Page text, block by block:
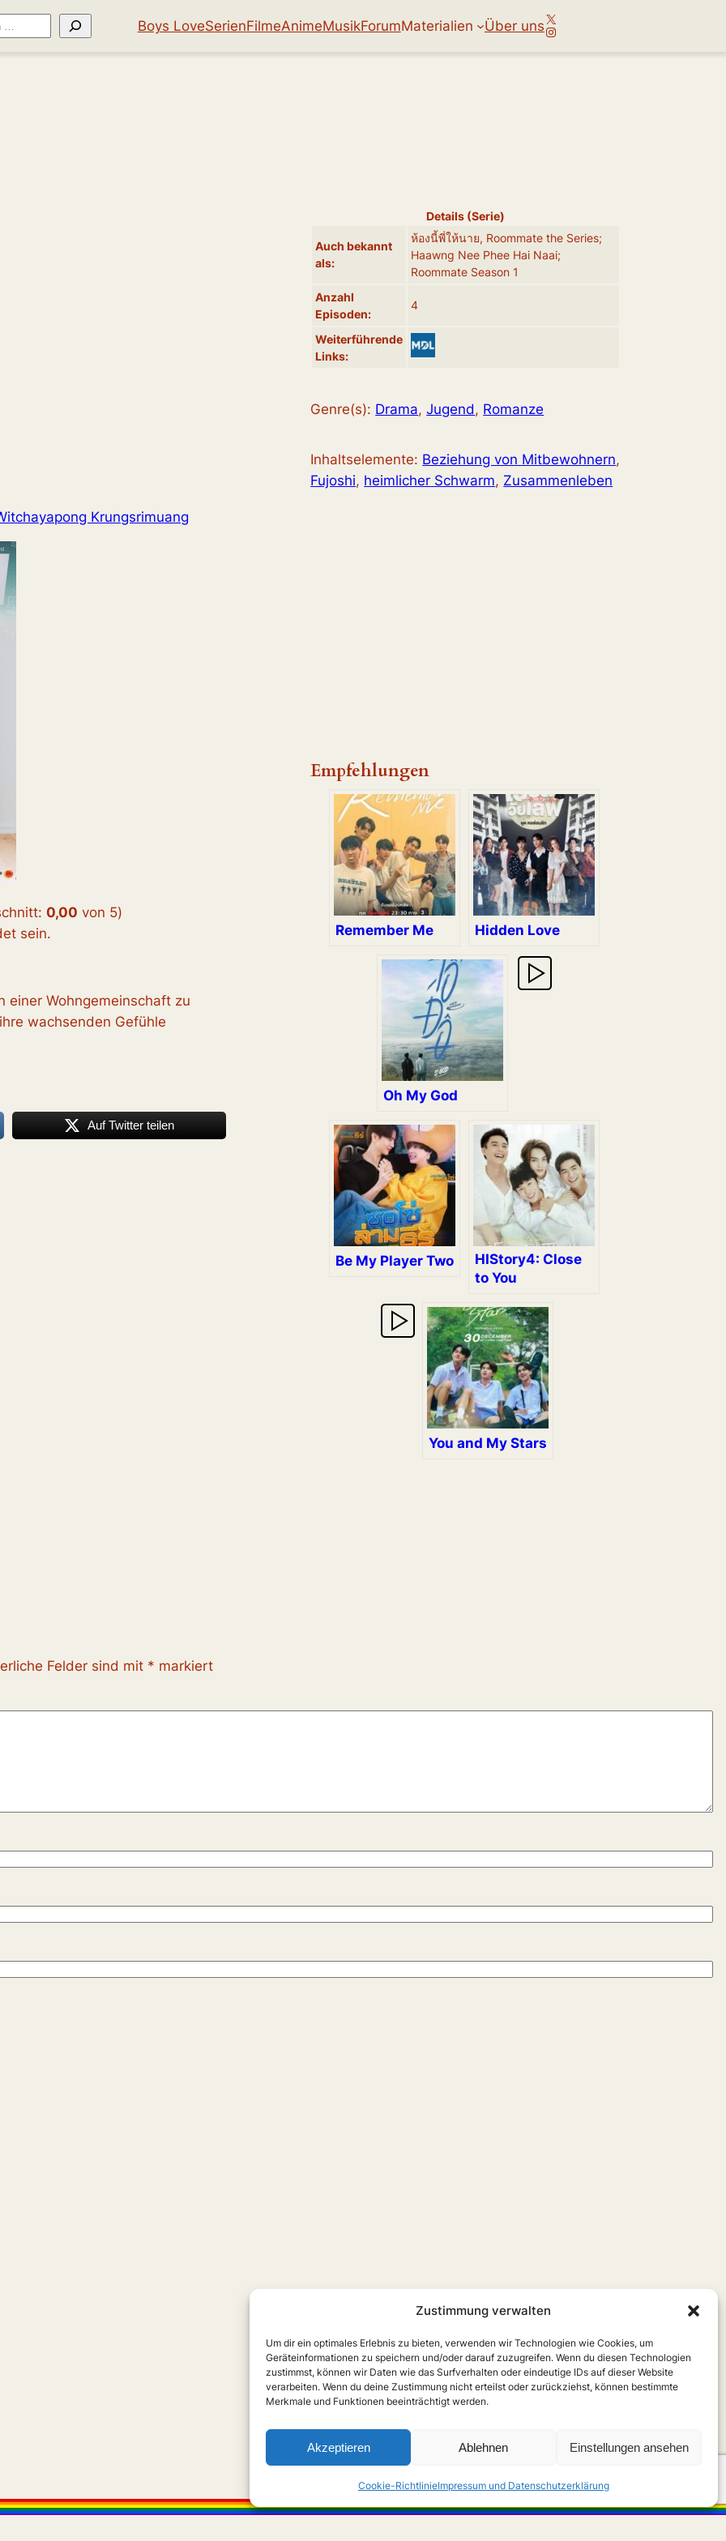
Zustimmung verwalten
Um dir ein optimales Erlebnis zu bieten, verwenden wir Technologien wie Cookies, um
Geräteinformationen zu speichern und/oder darauf zuzugreifen. Wenn du diesen Technologien
zustimmst, können wir Daten wie das Surfverhalten oder eindeutige IDs auf dieser Website
verarbeiten. Wenn du deine Zustimmung nicht erteilst oder zurückziehst, können bestimmte
Merkmale und Funktionen beeinträchtigt werden.
Akzeptieren Ablehnen Einstellungen ansehen
Cookie-RichtlinieImpressum und Datenschutzerklärung
Boys LoveSerienFilmeAnimeMusikForumMaterialien Über unsX
Instagram
Krungsrimuang
0,00 von 5)
sein.
einer Wohngemeinschaft zu
wachsenden Gefühle
Auf Twitter teilen
Details (Serie)
Auch bekannt
als:
ห้องนี้พี่ให้นาย, Roommate the Series;
Haawng Nee Phee Hai Naai;
Roommate Season 1
Anzahl
Episoden:
4
Weiterführende
Links:
Genre(s): Drama, Jugend, Romanze
Inhaltselemente: Beziehung von Mitbewohnern
Fujoshi, heimlicher Schwarm, Zusammenleben
Empfehlungen
Remember Me Hidden Love
Oh My God
Be My Player Two
HIStory4: Close
to You
You and My Stars
Felder sind mit * markiert